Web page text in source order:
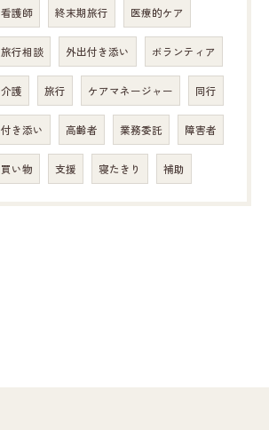
看護師 終末期旅行 医療的ケア
旅行相談 外出付き添い ボランティア
介護 旅行 ケアマネージャー 同行
付き添い 高齢者 業務委託 障害者
買い物 支援 寝たきり 補助